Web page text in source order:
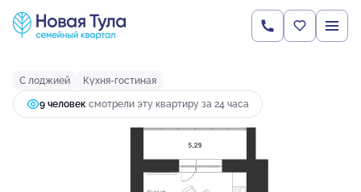
1-комнатная50.28 м 6 581 336 руб.
Ипотекаот 17 418 руб.
С лоджией Кухня-гостиная
9 человек смотрели эту квартиру за 24 часа